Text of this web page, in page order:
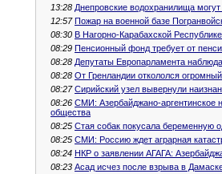
13:28 Днепровские водохранилища
12:57 Пожар на военной базе
08:30 В Нагорно-Карабахской
08:29 Пенсионный фонд требует от
08:28 Депутаты Европарламента
08:28 От Гренландии откололся
08:27 Сирийский узел вывернули
08:26 СМИ: Азербайджано-аргентинское
общества
08:25 Стая собак покусала беременную
08:25 СМИ: Россию ждет аграрная
08:24 НКР о заявлении АГАГА:
08:23 Асад исчез после взрыва в